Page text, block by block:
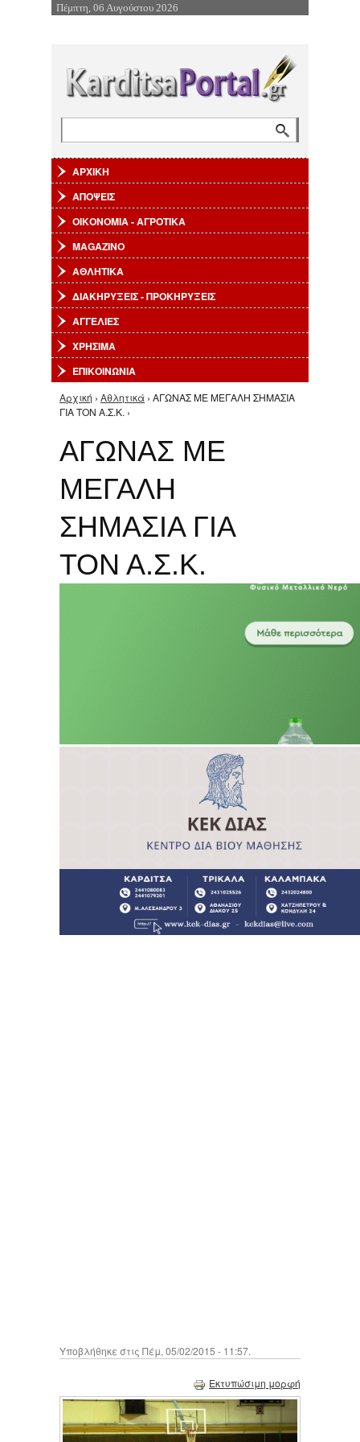
Επιστροφή στην Πλοήγηση
Πέμπτη, 06 Αυγούστου 2026
ΑΡΧΙΚΗ
ΑΠΟΨΕΙΣ
ΟΙΚΟΝΟΜΙΑ - ΑΓΡΟΤΙΚΑ
MAGAZINO
ΑΘΛΗΤΙΚΑ
ΔΙΑΚΗΡΥΞΕΙΣ - ΠΡΟΚΗΡΥΞΕΙΣ
ΑΓΓΕΛΙΕΣ
ΧΡΗΣΙΜΑ
ΕΠΙΚΟΙΝΩΝΙΑ
Είστε εδώ
Αρχική › Αθλητικά › ΑΓΩΝΑΣ ΜΕ ΜΕΓΑΛΗ ΣΗΜΑΣΙΑ
ΓΙΑ ΤΟΝ Α.Σ.Κ. ›
ΑΓΩΝΑΣ ΜΕ
ΜΕΓΑΛΗ
ΣΗΜΑΣΙΑ ΓΙΑ
ΤΟΝ Α.Σ.Κ.
Υποβλήθηκε στις Πέμ, 05/02/2015 - 11:57.
Εκτυπώσιμη μορφή